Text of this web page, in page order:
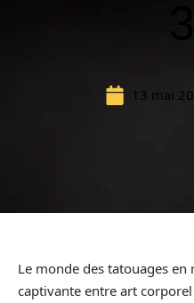
13 mai
Le monde des tatouages
captivante entre art